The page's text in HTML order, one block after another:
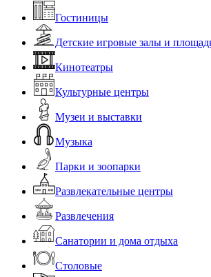
Гостиницы
Детские игровые залы и
Кинотеатры
Культурные центры
Музеи и выставки
Музыка
Парки и зоопарки
Развлекательные центры
Развлечения
Санатории и дома отдыха
Столовые